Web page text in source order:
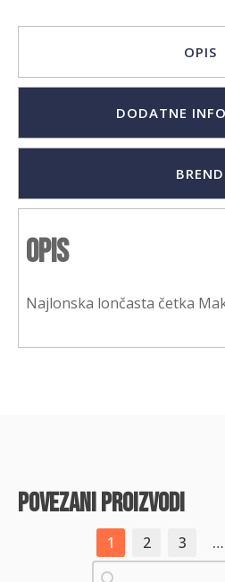
OPIS
DODATNE
BREND
Opis
Najlonska lončasta četka
povezani proizvodi
1 2 3 …
Pretraži